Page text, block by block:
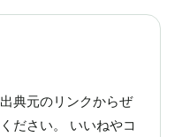
典元のリンクからぜ
ださい。 いいねやコ